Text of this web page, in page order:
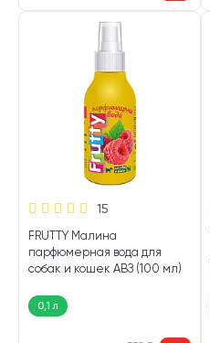
15
FRUTTY Малина
парфюмерная вода для
собак и кошек АВЗ (100 мл)
0,1 л